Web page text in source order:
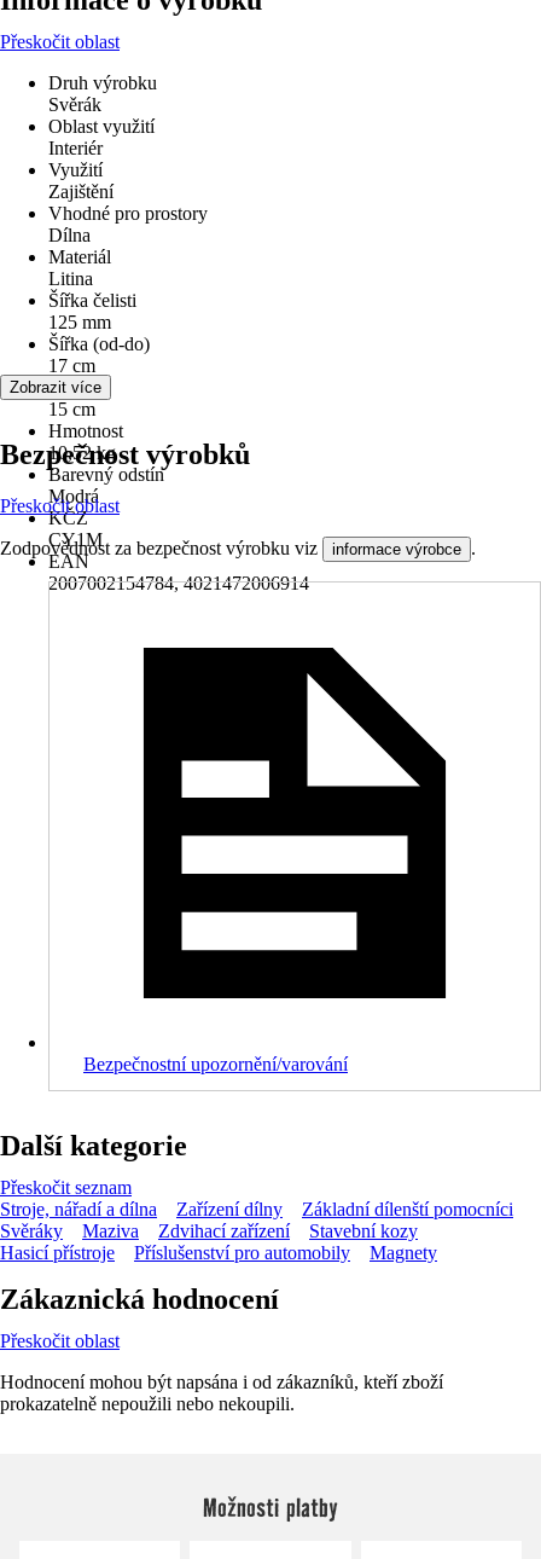
Přeskočit oblast
Druh výrobku
Svěrák
Oblast využití
Interiér
Využití
Zajištění
Vhodné pro prostory
Dílna
Materiál
Litina
Šířka čelisti
125 mm
Šířka (od-do)
17 cm
Výška
15 cm
Hmotnost
10,52 kg
Barevný odstín
Modrá
KČZ
CY1M
EAN
2007002154784, 4021472006914
Zobrazit více
Bezpečnost výrobků
Přeskočit oblast
Zodpovědnost za bezpečnost výrobku viz informace výrobce .
Bezpečnostní upozornění/varování
Další kategorie
Přeskočit seznam
Stroje, nářadí a dílna
Zařízení dílny
Základní dílenští pomocníci
Svěráky
Maziva Zdvihací zařízení
Stavební kozy
Hasicí přístroje
Příslušenství pro automobily Magnety
Zákaznická hodnocení
Přeskočit oblast
Hodnocení mohou být napsána i od zákazníků, kteří zboží
prokazatelně nepoužili nebo nekoupili.
Možnosti platby